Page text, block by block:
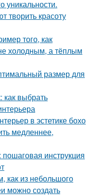
уникальности.
творить красоту
того, как
холодным, а тёплым
размер для
как выбрать
в эстетике бохо
медленнее,
инструкция
как из небольшого
можно создать